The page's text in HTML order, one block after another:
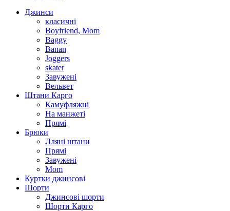
Джинси
класичні
Boyfriend, Mom
Baggy
Banan
Joggers
skater
Завужені
Вельвет
Штани Карго
Камуфляжні
На манжеті
Прямі
Брюки
Лляні штани
Прямі
Завужені
Mom
Куртки джинсові
Шорти
Джинсові шорти
Шорти Карго